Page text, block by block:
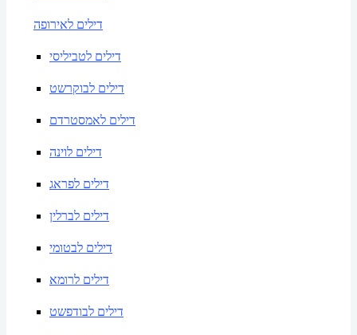
דילים לאירופה
דילים לטביליסי
דילים לבוקרשט
דילים לאמסטרדם
דילים לוינה
דילים לפראג
דילים לברלין
דילים לבטומי
דילים לרומא
דילים לבודפשט